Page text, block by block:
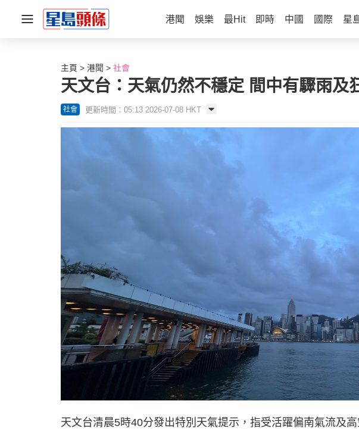
港聞 娛樂 最Hit 即時 中國 國際 星
主頁 港聞 社會
天文台：天氣仍然不穩定 間中有驟雨
社會 更新時間：05:13 2026-07-08 HKT
天文台清晨5時40分發出特別天氣提示，指受活躍偏南氣流及